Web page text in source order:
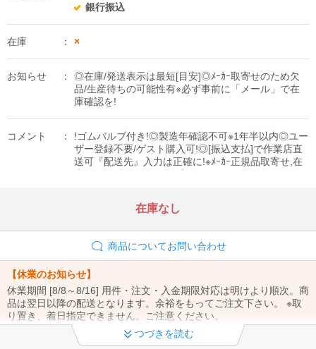
銀行振込
在庫 ×
お知らせ
◎在庫/発送表示は最短[目安]◎ﾒｰｶｰ取寄せのため欠
品/生産待ちの可能性有※必ず事前に「メール」で在
庫確認を!
コメント
!ゴムバルブ付き!◎製造年確認不可※1年半以内◎ユー
ザー登録不要/ゲスト購入可!◎[振込支払]で作業店直
送可『配送先』入力は正確に!※ﾒｰｶｰ正規品取寄せ,在
在庫なし
商品についてお問い合わせ
【休業のお知らせ】
休業期間 [8/8～8/16] 用件・注文・入金期限対応は明けより順次。商
品は翌日以降の配送となります。余裕をもってご注文下さい。 ※取
り置き、着日指定できません。ご注意ください。
つづきを読む